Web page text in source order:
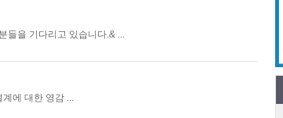
들을 기다리고 있습니다.& ...
에 대한 영감 ...